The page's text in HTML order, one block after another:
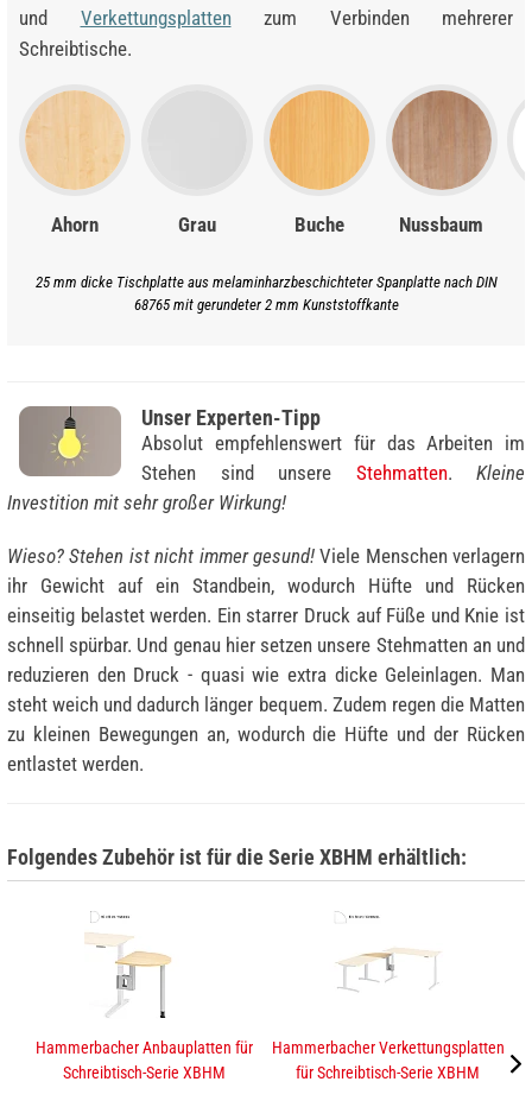
und Verkettungsplatten
zum Verbinden mehrerer
Schreibtische.
Ahorn Grau Buche Nussbaum
25 mm dicke Tischplatte aus melaminharzbeschichteter Spanplatte nach DIN
68765 mit gerundeter 2 mm Kunststoffkante
Unser Experten-Tipp
Absolut empfehlenswert für das Arbeiten im
Stehen sind unsere Stehmatten. Kleine
Investition mit sehr großer Wirkung!
Wieso? Stehen ist nicht immer gesund!Viele Menschen verlagern
ihr Gewicht auf ein Standbein, wodurch Hüfte und Rücken
einseitig belastet werden. Ein starrer Druck auf Füße und Knie ist
schnell spürbar. Und genau hier setzen unsere Stehmatten an und
reduzieren den Druck - quasi wie extra dicke Geleinlagen. Man
steht weich und dadurch länger bequem. Zudem regen die Matten
zu kleinen Bewegungen an, wodurch die Hüfte und der Rücken
entlastet werden.
Folgendes Zubehör ist für die Serie XBHM erhältlich:
Hammerbacher Anbauplatten für
Schreibtisch-Serie XBHM
Hammerbacher Verkettungsplatten
für Schreibtisch-Serie XBHM